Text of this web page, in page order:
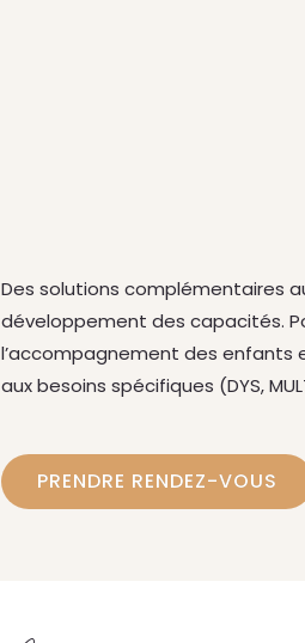
Des solutions complémentaires
développement des capacités.
l’accompagnement des enfants
aux besoins spécifiques (DYS,
PRENDRE RENDEZ-VOUS